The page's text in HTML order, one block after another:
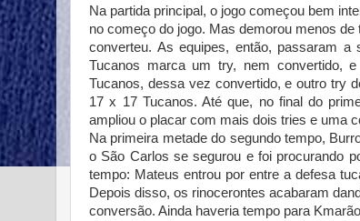
Na partida principal, o jogo começou bem
no começo do jogo. Mas demorou menos
converteu. As equipes, então, passaram
Tucanos marca um try, nem convertido,
Tucanos, dessa vez convertido, e outro try
17 x 17 Tucanos. Até que, no final do
ampliou o placar com mais dois tries e uma
Na primeira metade do segundo tempo,
o São Carlos se segurou e foi procurando
tempo: Mateus entrou por entre a defesa
Depois disso, os rinocerontes acabaram
conversão. Ainda haveria tempo para